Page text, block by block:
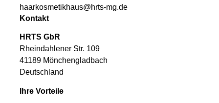
haarkosmetikhaus@hrts-mg.de
Kontakt
HRTS GbR
Rheindahlener Str. 109
41189 Mönchengladbach
Deutschland
Ihre Vorteile